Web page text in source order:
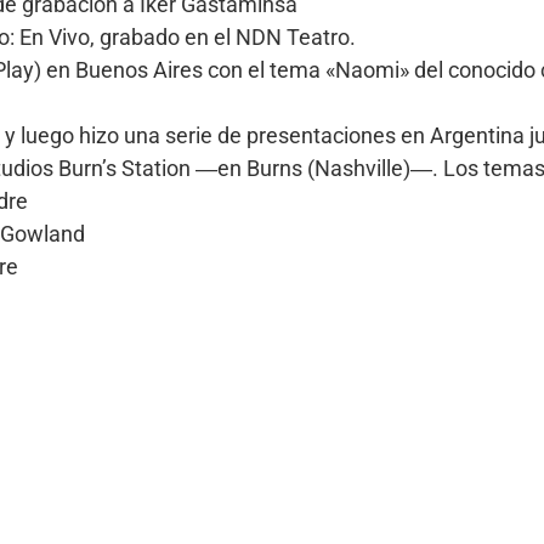
En Vivo, grabado en el NDN Teatro.
en Buenos Aires con el tema «Naomi» del
luego hizo una serie de presentaciones en Argentina
Burn’s Station ―en Burns (Nashville)―. Los